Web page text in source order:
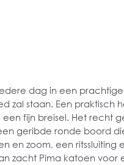
dag in een
zal staan. Een praktisch
fijn breisel. Het recht
geribde ronde boord
en zoom, een ritssluiting
zacht Pima katoen voor